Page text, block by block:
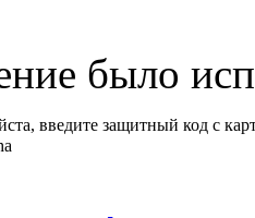
было
введите защитный код с